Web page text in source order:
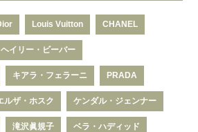
Louis Vuitton CHANEL
ヘイリー・ビーバー
キアラ・フェラーニ PRADA
ルザ・ホスク ケンダル・ジェンナー
滝沢眞規子 ベラ・ハディッド